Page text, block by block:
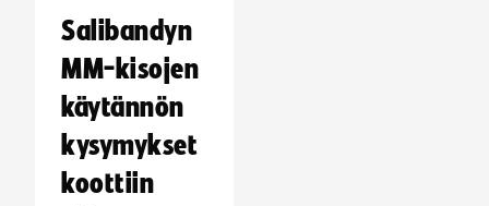
Salibandyn
MM-kisojen
käytännön
kysymykset
koottiin